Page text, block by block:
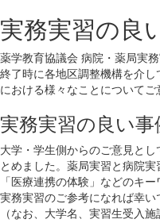
実務実習の良
薬学教育協議会 病院・薬局実
終了時に各地区調整機構を介
における様々なことについてご
実務実習の良い事
大学・学生側からのご意見と
とめました。薬局実習と病院
「医療連携の体験」などのキ
実務実習のご参考になれば幸い
（なお、大学名、実習生受入